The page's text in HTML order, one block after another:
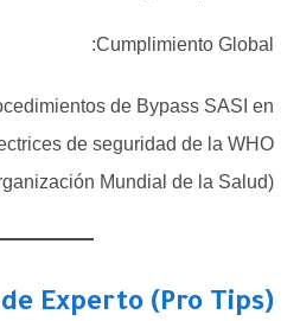
Cumplimiento Global:
de Bypass SASI en
de seguridad de la WHO
Mundial de la Salud).
Experto (Pro Tips) 💡